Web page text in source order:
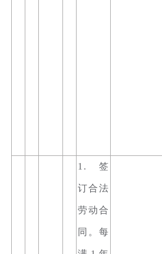
1. 签
订合法
劳动合
同。每